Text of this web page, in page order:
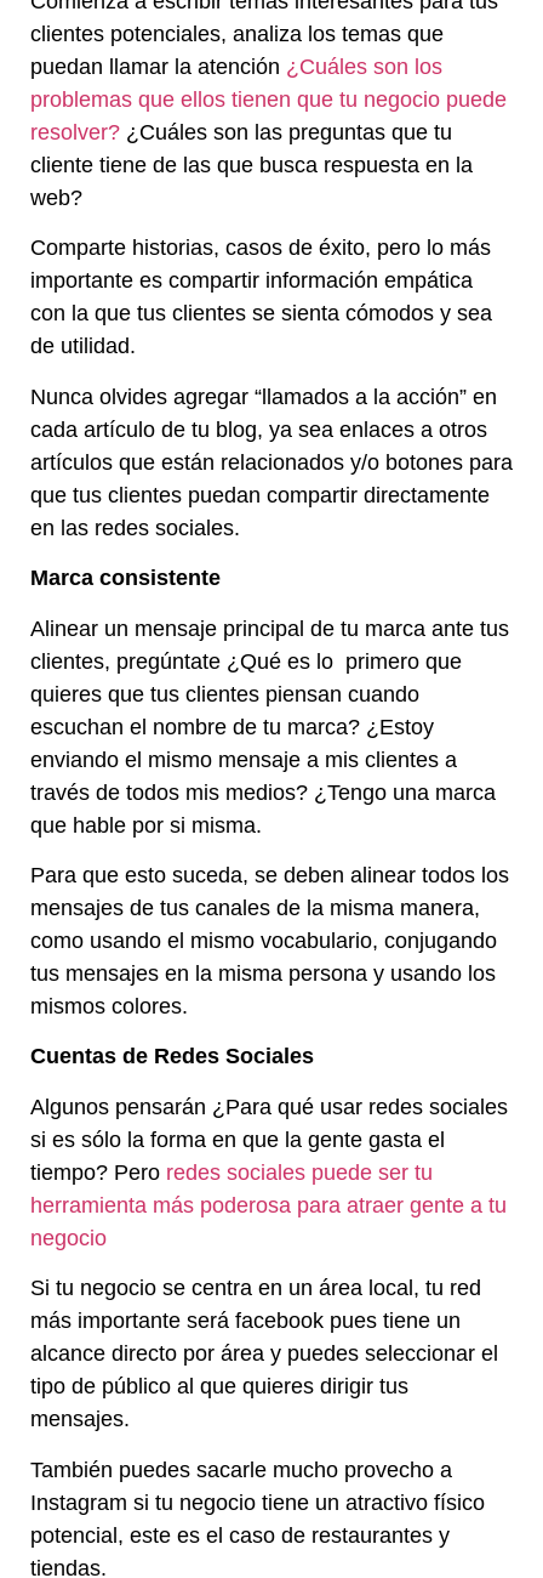
clientes potenciales, analiza los temas que
puedan llamar la atención ¿Cuáles son los
problemas que ellos tienen que tu negocio puede
resolver? ¿Cuáles son las preguntas que tu
cliente tiene de las que busca respuesta en la
web?
Comparte historias, casos de éxito, pero lo más
importante es compartir información empática
con la que tus clientes se sienta cómodos y sea
de utilidad.
Nunca olvides agregar “llamados a la acción” en
cada artículo de tu blog, ya sea enlaces a otros
artículos que están relacionados y/o botones para
que tus clientes puedan compartir directamente
en las redes sociales.
Marca consistente
Alinear un mensaje principal de tu marca ante tus
clientes, pregúntate ¿Qué es lo primero que
quieres que tus clientes piensan cuando
escuchan el nombre de tu marca? ¿Estoy
enviando el mismo mensaje a mis clientes a
través de todos mis medios? ¿Tengo una marca
que hable por si misma.
Para que esto suceda, se deben alinear todos los
mensajes de tus canales de la misma manera,
como usando el mismo vocabulario, conjugando
tus mensajes en la misma persona y usando los
mismos colores.
Cuentas de Redes Sociales
Algunos pensarán ¿Para qué usar redes sociales
si es sólo la forma en que la gente gasta el
tiempo? Pero redes sociales puede ser tu
herramienta más poderosa para atraer gente a tu
negocio
Si tu negocio se centra en un área local, tu red
más importante será facebook pues tiene un
alcance directo por área y puedes seleccionar el
tipo de público al que quieres dirigir tus
mensajes.
También puedes sacarle mucho provecho a
Instagram si tu negocio tiene un atractivo físico
potencial, este es el caso de restaurantes y
tiendas.